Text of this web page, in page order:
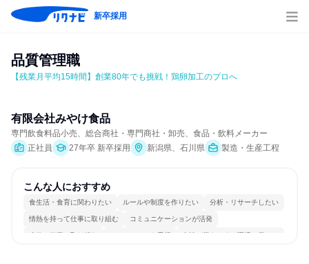
新卒採用
品質管理職
【残業月平均15時間】創業80年でも挑戦！鶏卵加工のプロへ
有限会社みやけ食品
専門飲食料品小売、総合商社・専門商社・卸売、食品・飲料メーカー
正社員
27年卒 新卒採用 新潟県、石川県 製造・生産工程
こんな人におすすめ
食生活・食育に関わりたい ルールや制度を作りたい 分析・リサーチしたい
情熱を持って仕事に取り組む コミュニケーションが活発
冷静に仕事に取り組む チームワークを重視 女性が働きやすい環境で働ける